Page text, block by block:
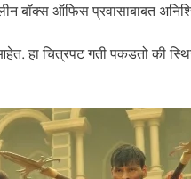
बॉक्स ऑफिस प्रवासाबाबत
हा चित्रपट गती पकडतो की